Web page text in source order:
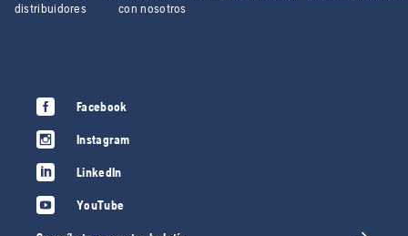
distribuidores
con nosotros
Facebook
Instagram
LinkedIn
YouTube